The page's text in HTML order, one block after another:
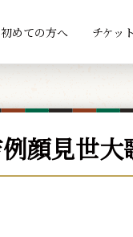
初めての方へ チケッ
顔見世